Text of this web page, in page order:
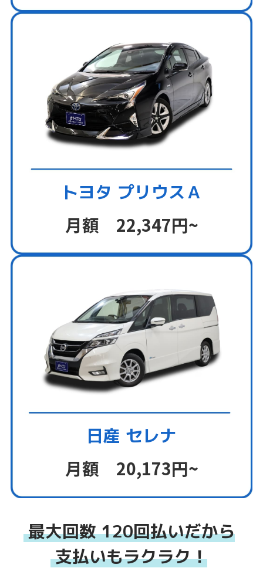
トヨタ プリウスＡ
月額 22,347円~
日産 セレナ
月額 20,173円~
最大回数 120回払いだから
支払いもラクラク！